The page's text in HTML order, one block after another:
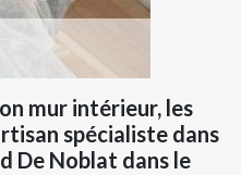
mur intérieur, les
spécialiste dans
De Noblat dans le